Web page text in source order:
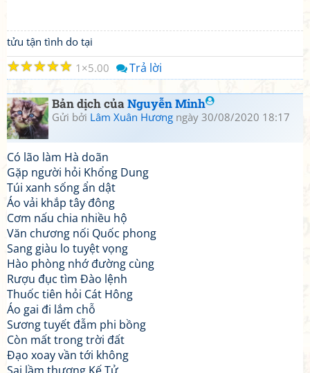
tửu tận tình do tại
☆
☆
☆
☆
☆ 1 5.00 Trả lời
Bản dịch củaNguyễn Minh
Gửi bởi Lâm Xuân Hương ngày 30/08/2020 18:17
Có lão làm Hà doãn
Gặp người hỏi Khổng Dung
Túi xanh sống ẩn dật
Áo vải khắp tây đông
Cơm nấu chia nhiều hộ
Văn chương nối Quốc phong
Sang giàu lo tuyệt vọng
Hào phòng nhớ đường cùng
Rượu đục tìm Đào lệnh
Thuốc tiên hỏi Cát Hông
Áo gai đi lắm chỗ
Sương tuyết đẫm phi bồng
Còn mất trong trời đất
Đạo xoay vần tới không